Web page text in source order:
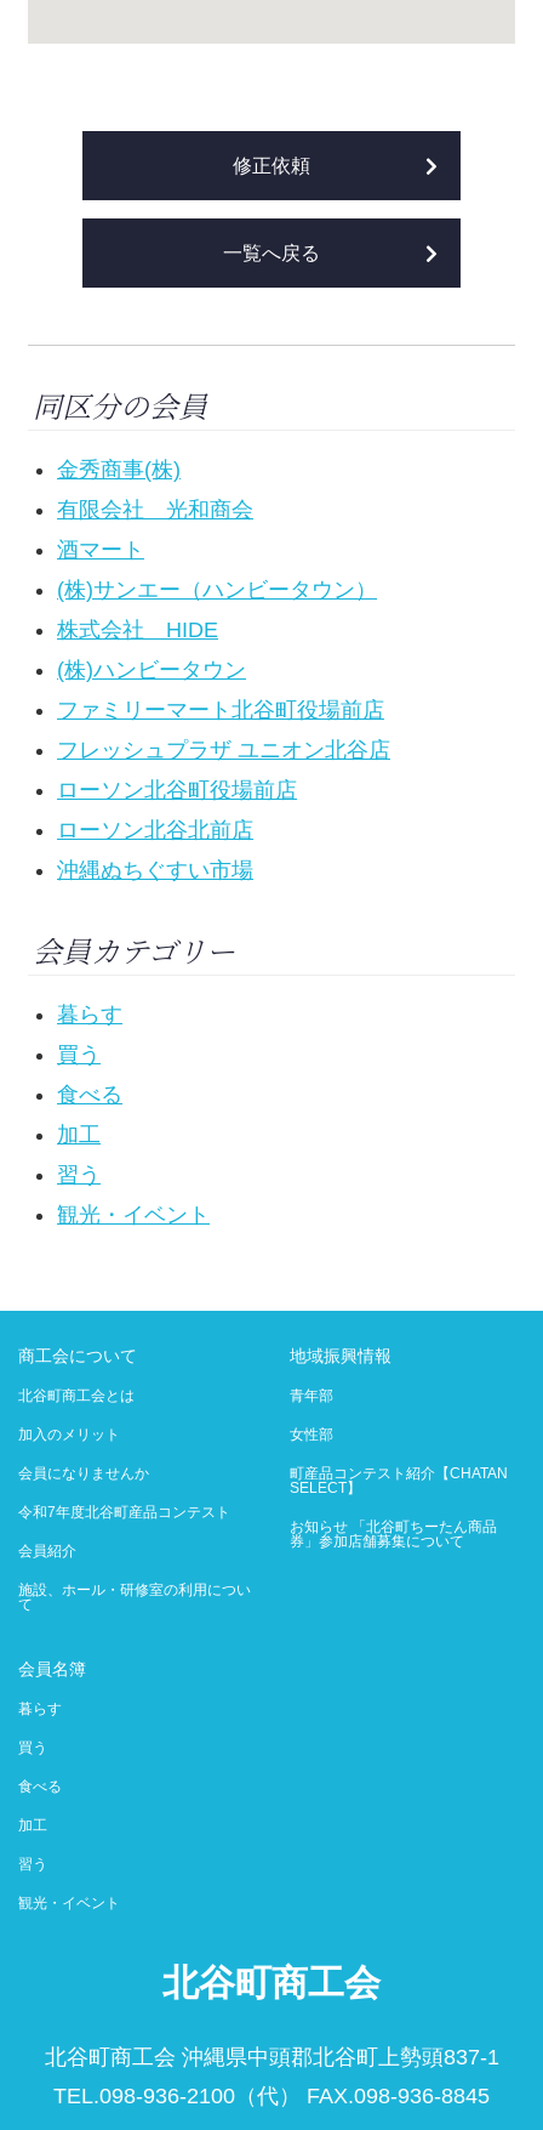
修正依頼
一覧へ戻る
同区分の会員
金秀商事(株)
有限会社 光和商会
酒マート
(株)サンエー（ハンビータウン）
株式会社 HIDE
(株)ハンビータウン
ファミリーマート北谷町役場前店
フレッシュプラザ ユニオン北谷店
ローソン北谷町役場前店
ローソン北谷北前店
沖縄ぬちぐすい市場
会員カテゴリー
暮らす
買う
食べる
加工
習う
観光・イベント
商工会について
北谷町商工会とは
加入のメリット
会員になりませんか
令和7年度北谷町産品コンテスト
会員紹介
施設、ホール・研修室の利用につい
て
地域振興情報
青年部
女性部
町産品コンテスト紹介【CHATAN
SELECT】
お知らせ 「北谷町ちーたん商品
券」参加店舗募集について
会員名簿
暮らす
買う
食べる
加工
習う
観光・イベント
北谷町商工会
北谷町商工会 沖縄県中頭郡北谷町上勢頭837-1
TEL.098-936-2100（代） FAX.098-936-8845